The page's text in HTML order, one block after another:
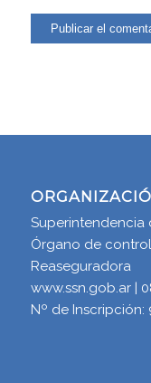
Superintendencia
Órgano de
Reaseguradora
www.ssn.gob.ar |
Nº de Inscripción: